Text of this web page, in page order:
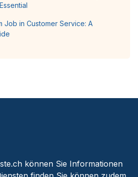
Job in Customer Service: A
können Sie Informationen